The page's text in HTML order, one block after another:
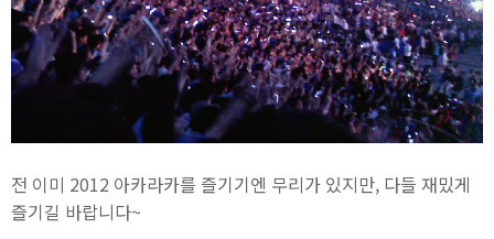
전 이미 2012 아카라카를 즐기기엔 무리가 있지만, 다들 재밌게
즐기길 바랍니다~